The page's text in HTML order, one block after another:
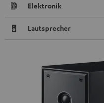
Elektronik
Lautsprecher